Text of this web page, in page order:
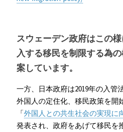
スウェーデン政府はこの
入する移民を制限する為
案しています。
一方、日本政府は2019年の入管
外国人の定住化、移民政策を開
「外国人との共生社会の実現に
発表され、政府をあげて移民を